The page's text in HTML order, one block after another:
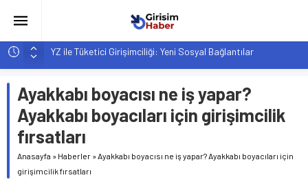
YZ ile Tüketici Girişimciliği: Yeni Sosyal Bağlantılar
Girişimciler İçin MYK Belgeli Personel İstihdamı Neden Artık
Bir Tercih Değil, Zorunluluk?
Hindistan’da Mahsur Kalan F-35B: Jeopolitik Sonuçları
Yapay Zeka Destekli Asistanlar: Elon Musk’tan Romantik Bir
Hamle mi?
Girişimcilik ve Yaşam Tarzı: Şehir Değişiminin Nedenleri ve
Etkileri
Ayakkabı boyacısı ne iş yapar?
Ayakkabı boyacıları için girişimcilik
fırsatları
Anasayfa » Haberler »Ayakkabı boyacısı ne iş yapar? Ayakkabı boyacıları için
girişimcilik fırsatları